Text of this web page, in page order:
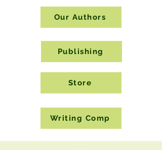
Our Authors
Publishing
Store
Writing Comp